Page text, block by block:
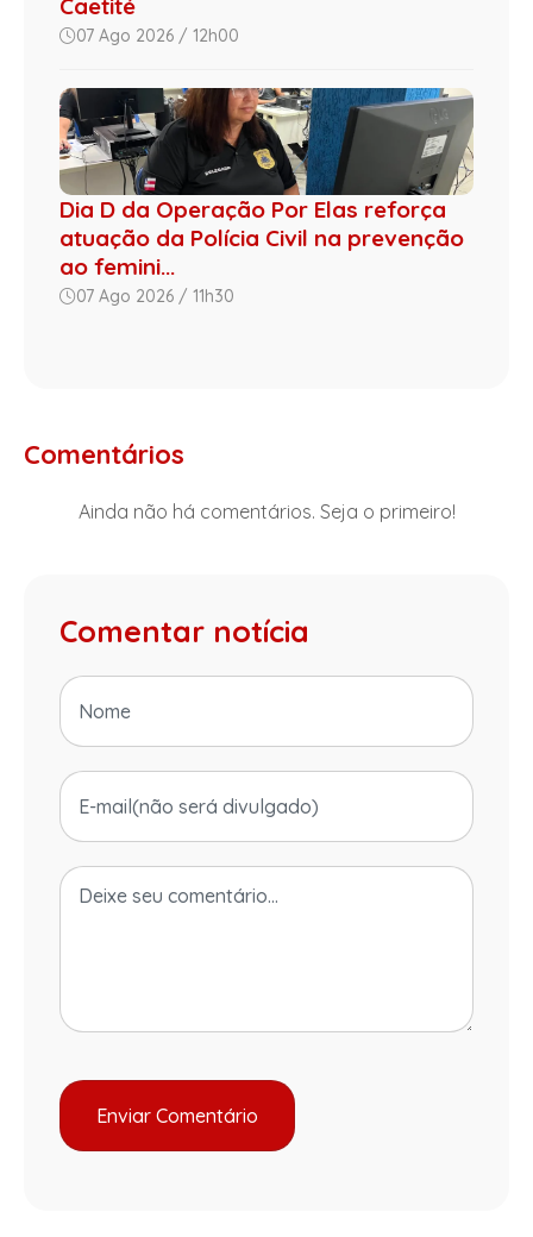
Caetité
07 Ago 2026 / 12h00
Dia D da Operação Por Elas reforça
atuação da Polícia Civil na prevenção
ao femini...
07 Ago 2026 / 11h30
Comentários
Ainda não há comentários. Seja o primeiro!
Comentar notícia